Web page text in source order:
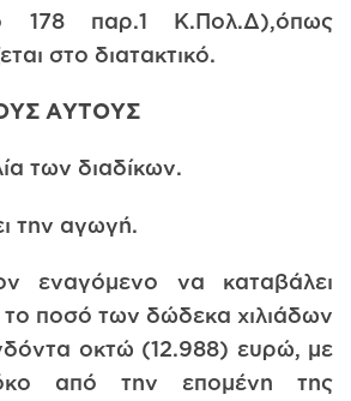
178 παρ.1 Κ.Πολ.Δ),όπως
στο διατακτικό.
ΑΥΤΟΥΣ
των διαδίκων.
την αγωγή.
εναγόμενο να καταβάλει
ποσό των δώδεκα χιλιάδων
οκτώ (12.988) ευρώ, με
από την επομένη της